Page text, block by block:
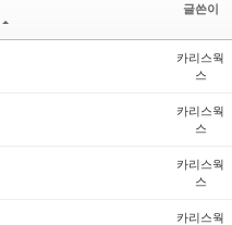
글쓴이
카리스웍
스
카리스웍
스
카리스웍
스
카리스웍